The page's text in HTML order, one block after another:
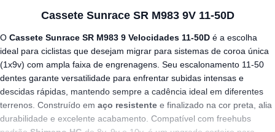
Cassete Sunrace SR M983 9V 11-50D
O Cassete Sunrace SR M983 9 Velocidades 11-50D é a escolha
ideal para ciclistas que desejam migrar para sistemas de coroa única
(1x9v) com ampla faixa de engrenagens. Seu escalonamento 11-50
dentes garante versatilidade para enfrentar subidas intensas e
descidas rápidas, mantendo sempre a cadência ideal em diferentes
terrenos. Construído em aço resistente e finalizado na cor preta, alia
durabilidade e excelente acabamento. Compatível com freehubs